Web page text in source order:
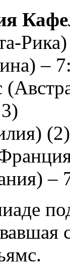
–
–